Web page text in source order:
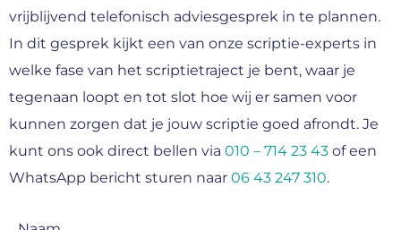
vrijblijvend telefonisch adviesgesprek in te plannen.
In dit gesprek kijkt een van onze scriptie-experts in
welke fase van het scriptietraject je bent, waar je
tegenaan loopt en tot slot hoe wij er samen voor
kunnen zorgen dat je jouw scriptie goed afrondt. Je
kunt ons ook direct bellen via 010 – 714 23 43 of een
WhatsApp bericht sturen naar 06 43 247 310.